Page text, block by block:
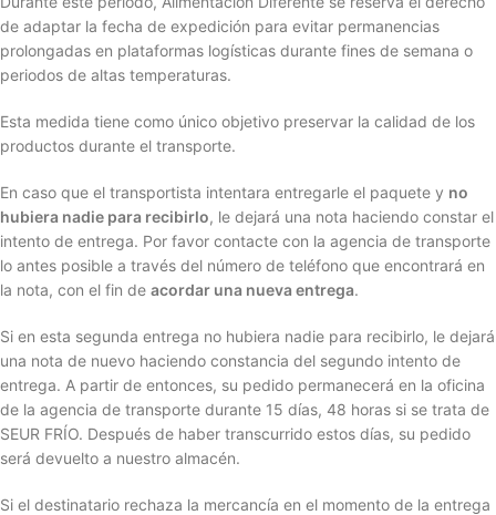
de adaptar la fecha de expedición para evitar permanencias
prolongadas en plataformas logísticas durante fines de semana o
periodos de altas temperaturas.
Esta medida tiene como único objetivo preservar la calidad de los
productos durante el transporte.
En caso que el transportista intentara entregarle el paquete y no
hubiera nadie para recibirlo, le dejará una nota haciendo constar el
intento de entrega. Por favor contacte con la agencia de transporte
lo antes posible a través del número de teléfono que encontrará en
la nota, con el fin de acordar una nueva entrega.
Si en esta segunda entrega no hubiera nadie para recibirlo, le dejará
una nota de nuevo haciendo constancia del segundo intento de
entrega. A partir de entonces, su pedido permanecerá en la oficina
de la agencia de transporte durante 15 días, 48 horas si se trata de
SEUR FRÍO. Después de haber transcurrido estos días, su pedido
será devuelto a nuestro almacén.
Si el destinatario rechaza la mercancía en el momento de la entrega